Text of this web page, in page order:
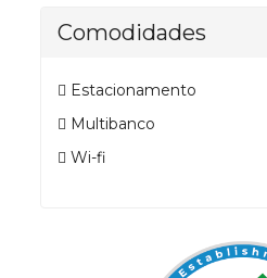
Comodidades
Estacionamento
Multibanco
Wi-fi